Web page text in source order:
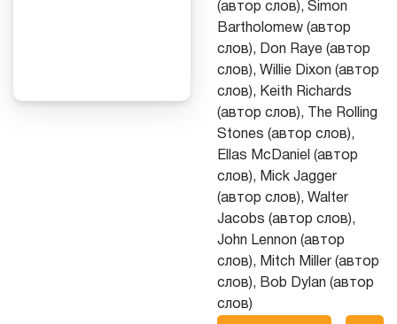
(автор слов), Simon
Bartholomew (автор
слов), Don Raye (автор
слов), Willie Dixon (автор
слов), Keith Richards
(автор слов), The Rolling
Stones (автор слов),
Ellas McDaniel (автор
слов), Mick Jagger
(автор слов), Walter
Jacobs (автор слов),
John Lennon (автор
слов), Mitch Miller (автор
слов), Bob Dylan (автор
слов)